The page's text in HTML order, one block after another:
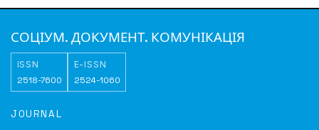
СОЦІУМ. ДОКУМЕНТ. КОМУНІКАЦІЯ
ISSN
2518-7600
E-ISSN
2524-1060
JOURNAL